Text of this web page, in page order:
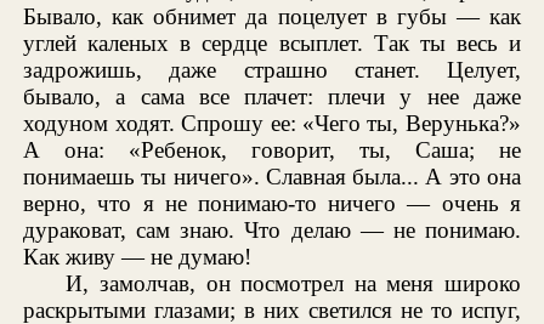
Бывало, как обнимет да поцелует в губы — как
углей каленых в сердце всыплет. Так ты весь и
задрожишь, даже страшно станет. Целует,
бывало, а сама все плачет: плечи у нее даже
ходуном ходят. Спрошу ее: «Чего ты, Верунька?»
А она: «Ребенок, говорит, ты, Саша; не
понимаешь ты ничего». Славная была... А это она
верно, что я не понимаю-то ничего — очень я
дураковат, сам знаю. Что делаю — не понимаю.
Как живу — не думаю!
И, замолчав, он посмотрел на меня широко
раскрытыми глазами; в них светился не то испуг,